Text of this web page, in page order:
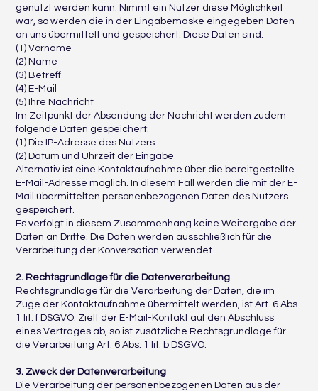
genutzt werden kann. Nimmt ein Nutzer diese Möglichkeit
war, so werden die in der Eingabemaske eingegeben Daten
an uns übermittelt und gespeichert. Diese Daten sind:
(1) Vorname
(2) Name
(3) Betreff
(4) E-Mail
(5) Ihre Nachricht
Im Zeitpunkt der Absendung der Nachricht werden zudem
folgende Daten gespeichert:
(1) Die IP-Adresse des Nutzers
(2) Datum und Uhrzeit der Eingabe
Alternativ ist eine Kontaktaufnahme über die bereitgestellte
E-Mail-Adresse möglich. In diesem Fall werden die mit der E-
Mail übermittelten personenbezogenen Daten des Nutzers
gespeichert.
Es verfolgt in diesem Zusammenhang keine Weitergabe der
Daten an Dritte. Die Daten werden ausschließlich für die
Verarbeitung der Konversation verwendet.
2. Rechtsgrundlage für die Datenverarbeitung
Rechtsgrundlage für die Verarbeitung der Daten, die im
Zuge der Kontaktaufnahme übermittelt werden, ist Art. 6 Abs.
1 lit. f DSGVO. Zielt der E-Mail-Kontakt auf den Abschluss
eines Vertrages ab, so ist zusätzliche Rechtsgrundlage für
die Verarbeitung Art. 6 Abs. 1 lit. b DSGVO.
3. Zweck der Datenverarbeitung
Die Verarbeitung der personenbezogenen Daten aus der